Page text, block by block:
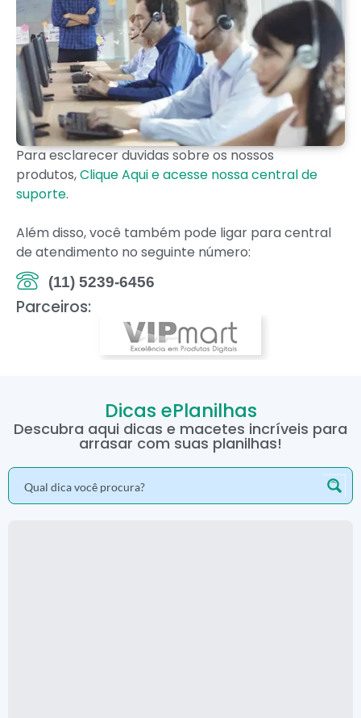
Para esclarecer duvidas sobre os nossos
produtos,Clique Aqui e acesse nossa central de
suporte.
Além disso, você também pode ligar para central
de atendimento no seguinte número:
(11) 5239-6456
Parceiros:
Dicas ePlanilhas
Descubra aqui dicas e macetes incríveis para
arrasar com suas planilhas!